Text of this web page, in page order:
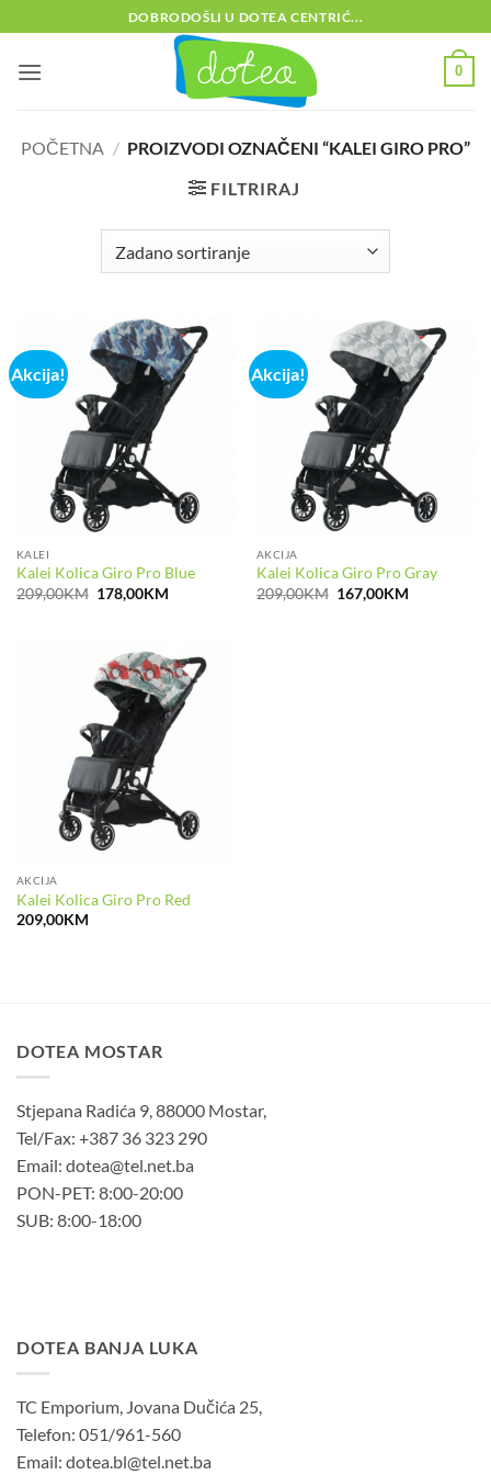
to
content
DOBRODOŠLI U DOTEA CENTRIĆ...
0
POČETNA / PROIZVODI OZNAČENI “KALEI GIRO PRO”
FILTRIRAJ
Akcija!
KALEI
Kalei Kolica Giro Pro Blue
209,00KM Izvorna
cijena
209,00KM.
178,00KMTrenutna
Akcija!
AKCIJA
Kalei Kolica Giro Pro Gray
209,00KM Izvorna
cijena
167,00KMTrenutna
AKCIJA
Kalei Kolica Giro Pro Red
209,00KM
DOTEA MOSTAR
Stjepana Radića 9, 88000 Mostar,
Tel/Fax: +387 36 323 290
Email: dotea@tel.net.ba
PON-PET: 8:00-20:00
SUB: 8:00-18:00
DOTEA BANJA LUKA
TC Emporium, Jovana Dučića 25,
Telefon: 051/961-560
Email: dotea.bl@tel.net.ba